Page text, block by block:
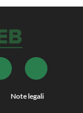
Note legali